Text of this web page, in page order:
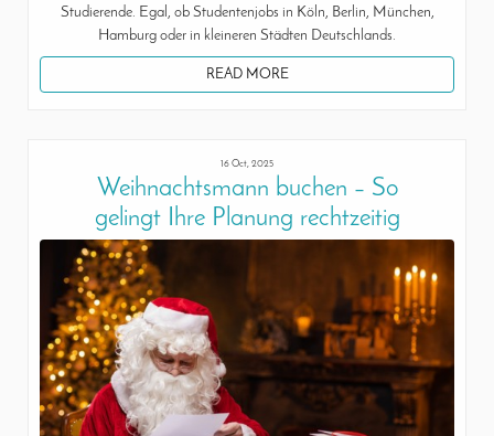
Studierende. Egal, ob Studentenjobs in Köln, Berlin, München,
Hamburg oder in kleineren Städten Deutschlands.
READ MORE
16 Oct, 2025
Weihnachtsmann buchen – So
gelingt Ihre Planung rechtzeitig